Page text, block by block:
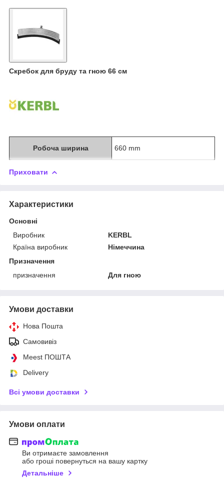
Cкребок для бруду та гною 66 см
Робоча ширина 660 mm
Приховати
Характеристики
Основні
Виробник
KERBL
Країна виробник
Німеччина
Призначення
призначення
Для гною
Умови доставки
Нова Пошта
Самовивіз
Meest ПОШТА
Delivery
Всі умови доставки
Умови оплати
Ви отримаєте замовлення
або гроші повернуться на вашу картку
Детальніше